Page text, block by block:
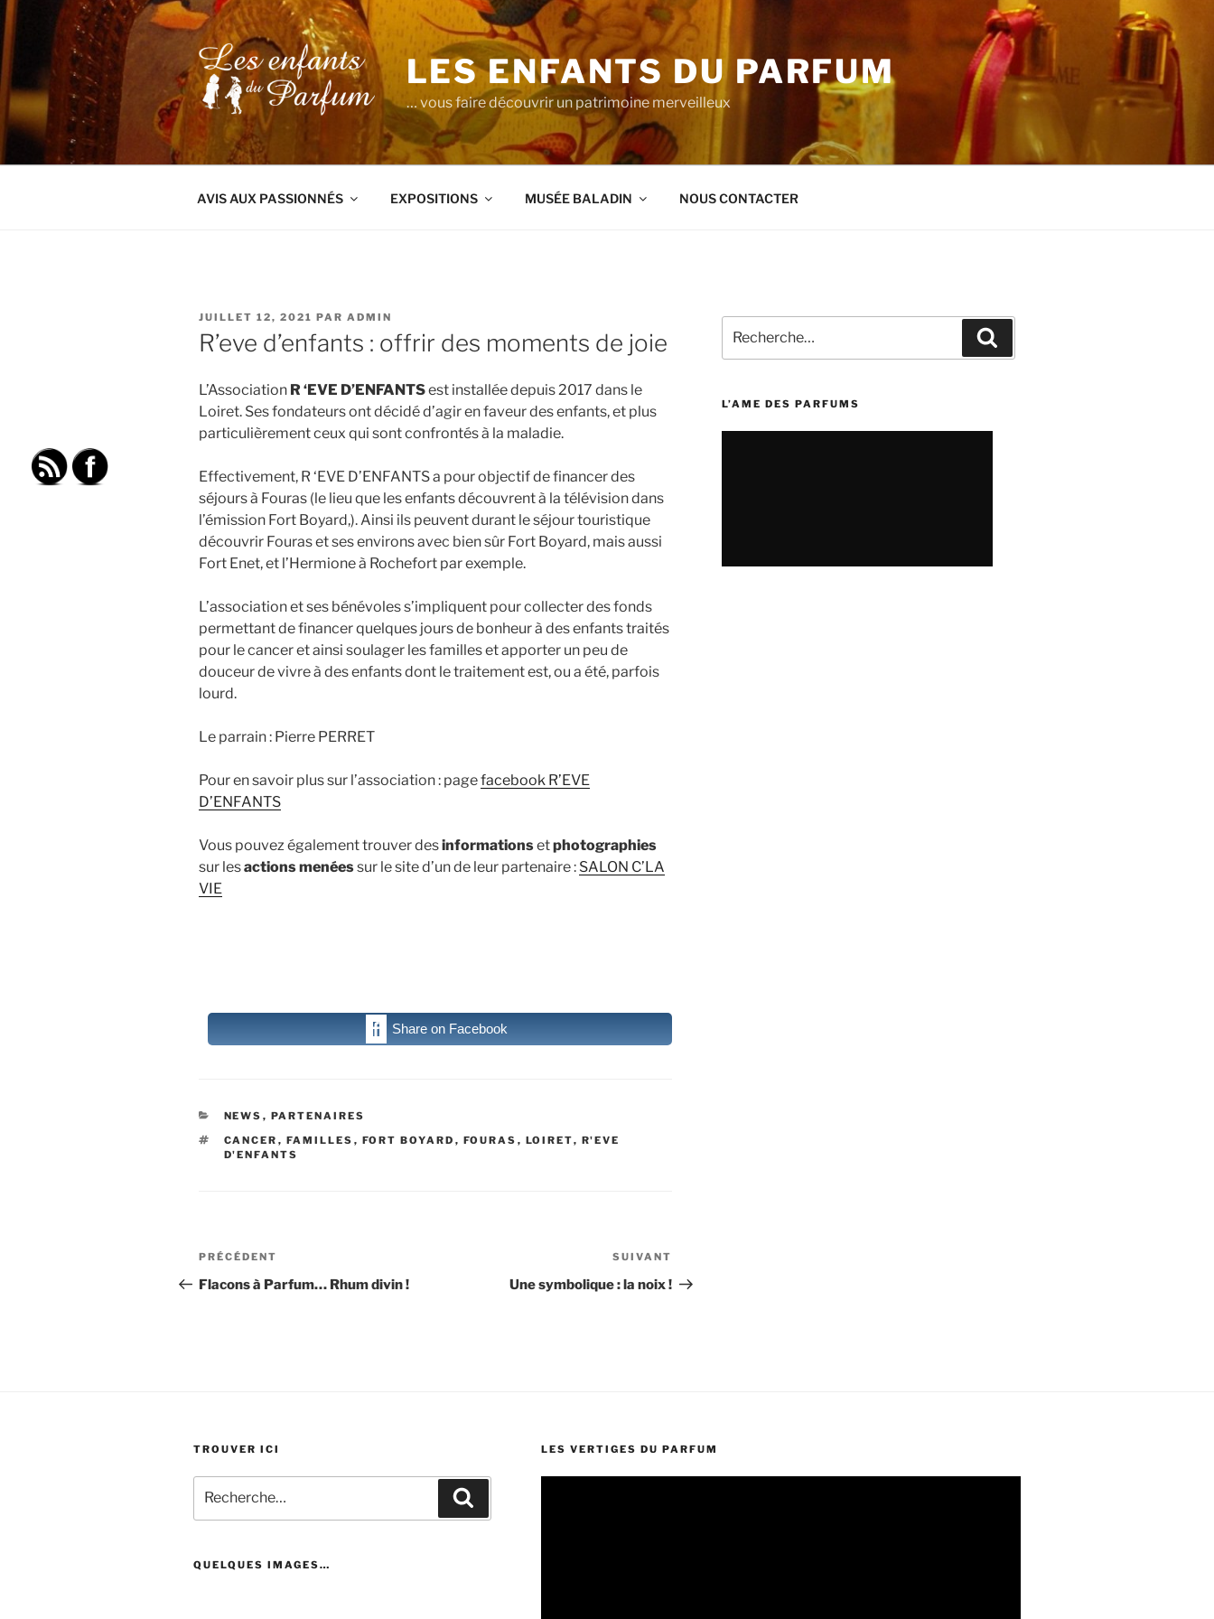
Aller
au
contenu
principal
LES ENFANTS DU PARFUM
… vous faire découvrir un patrimoine merveilleux
AVIS AUX PASSIONNÉS EXPOSITIONS MUSÉE BALADIN NOUS CONTACTER
PUBLIÉ
LE
JUILLET 12, 2021 PAR ADMIN
R’eve d’enfants : offrir des moments de joie
L’Association R ‘EVE D’ENFANTSest installée depuis 2017 dans le
Loiret. Ses fondateurs ont décidé d’agir en faveur des enfants, et plus
particulièrement ceux qui sont confrontés à la maladie.
Effectivement, R ‘EVE D’ENFANTS a pour objectif de financer des
séjours à Fouras (le lieu que les enfants découvrent à la télévision dans
l’émission Fort Boyard,). Ainsi ils peuvent durant le séjour touristique
découvrir Fouras et ses environs avec bien sûr Fort Boyard, mais aussi
Fort Enet, et l’Hermione à Rochefort par exemple.
L’association et ses bénévoles s’impliquent pour collecter des fonds
permettant de financer quelques jours de bonheur à des enfants traités
pour le cancer et ainsi soulager les familles et apporter un peu de
douceur de vivre à des enfants dont le traitement est, ou a été, parfois
lourd.
Le parrain : Pierre PERRET
Pour en savoir plus sur l’association : pagefacebook R’EVE
D’ENFANTS
Vous pouvez également trouver desinformationsetphotographies
sur lesactions menéessur le site d’un de leur partenaire : SALON C’LA
VIE
Share on Facebook
CATÉGORIES
NEWS , PARTENAIRES
ÉTIQUETTES
CANCER , FAMILLES , FORT BOYARD , FOURAS , LOIRET, R'EVE
D'ENFANTS
Navigation
de
Article
précédent
PRÉCÉDENT
Flacons à Parfum… Rhum divin !
suivant
SUIVANT
Une symbolique : la noix !
pour
:
L’AME DES PARFUMS
TROUVER ICI
pour
:
QUELQUES IMAGES…
LES VERTIGES DU PARFUM